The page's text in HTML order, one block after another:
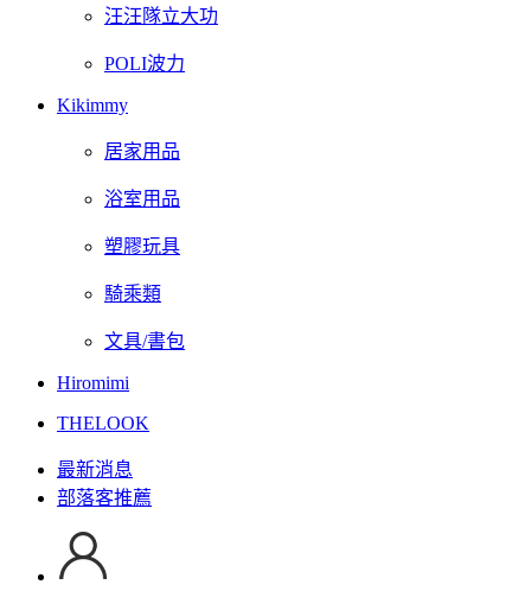
汪汪隊立大功
POLI波力
Kikimmy
居家用品
浴室用品
塑膠玩具
騎乘類
文具/書包
Hiromimi
THELOOK
最新消息
部落客推薦